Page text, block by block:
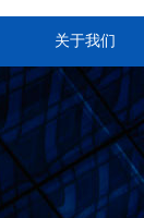
关于我们